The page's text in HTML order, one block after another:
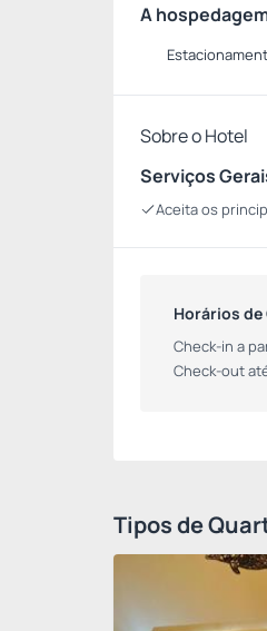
A
Sobre o Hotel
Serviços
Aceita os
Horários
Check-in a
Check-out
Tipos de